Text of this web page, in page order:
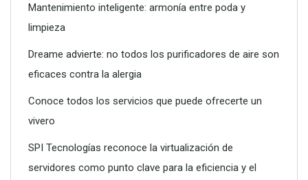
Mantenimiento inteligente: armonía entre poda y
limpieza
Dreame advierte: no todos los purificadores de aire son
eficaces contra la alergia
Conoce todos los servicios que puede ofrecerte un
vivero
SPI Tecnologías reconoce la virtualización de
servidores como punto clave para la eficiencia y el